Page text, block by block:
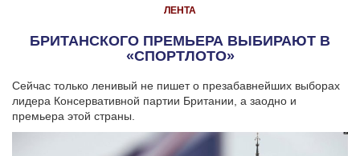
ЛЕНТА
БРИТАНСКОГО ПРЕМЬЕРА ВЫБИРАЮТ В
«СПОРТЛОТО»
Сейчас только ленивый не пишет о презабавнейших выборах
лидера Консервативной партии Британии, а заодно и
премьера этой страны.